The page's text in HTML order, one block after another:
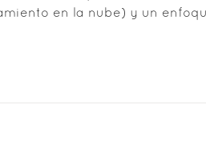
en la nube) y un